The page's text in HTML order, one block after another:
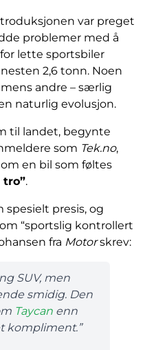
var preget
problemer med å
lette sportsbiler
2,6 tonn. Noen
andre – særlig
naturlig evolusjon.
til landet, begynte
som Tek.no,
en bil som føltes
tro”.
presis, og
“sportslig kontrollert
fra Motorskrev:
SUV, men
smidig. Den
Taycan enn
kompliment.”